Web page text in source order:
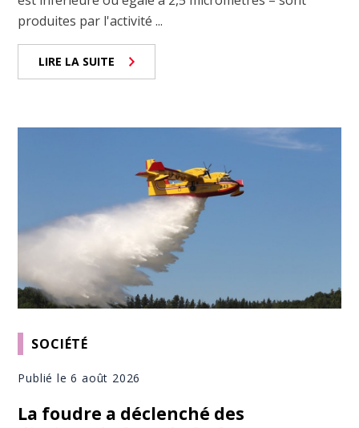
produites par l'activité ...
LIRE LA SUITE
SOCIÉTÉ
Publié le 6 août 2026
La foudre a déclenché des